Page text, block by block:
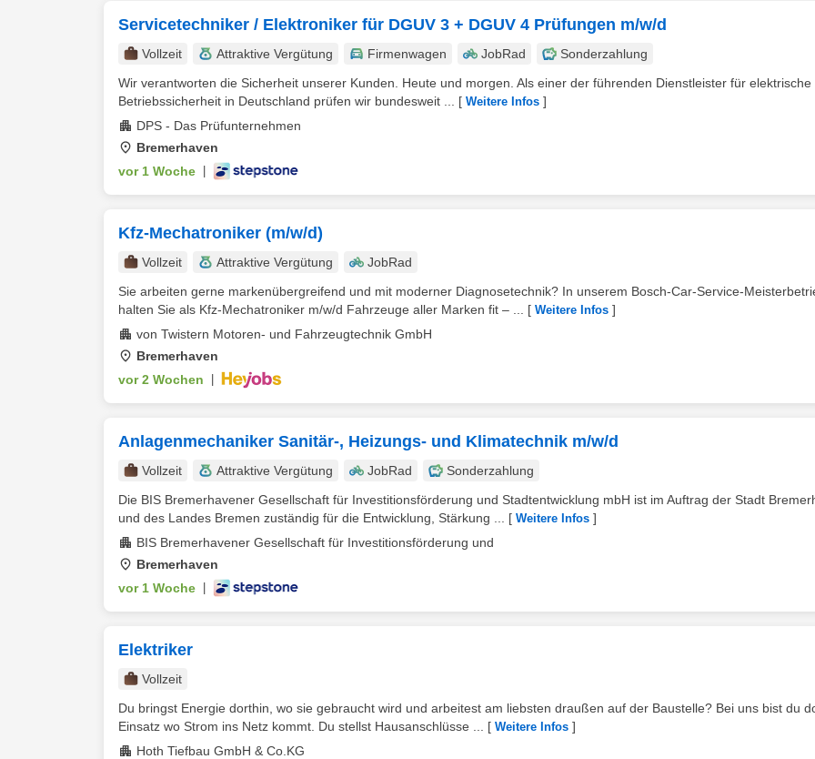
Servicetechniker / Elektroniker für DGUV 3 + DGUV 4 Prüfungen m/w/d
Vollzeit Attraktive Vergütung Firmenwagen JobRad
Sonderzahlung
Wir verantworten die Sicherheit unserer Kunden. Heute und morgen. Als einer der führenden Dienstleister für elektrische
Betriebssicherheit in Deutschland prüfen wir bundesweit ...
[ Weitere Infos ]
DPS - Das Prüfunternehmen
Bremerhaven
vor 1 Woche
Kfz-Mechatroniker (m/w/d)
Vollzeit Attraktive Vergütung
JobRad
Sie arbeiten gerne markenübergreifend und mit moderner Diagnosetechnik? In unserem Bosch-Car-Service-
halten Sie als Kfz-Mechatroniker m/w/d Fahrzeuge aller Marken fit – ...
[ Weitere Infos ]
von Twistern Motoren- und Fahrzeugtechnik GmbH
Bremerhaven
vor 2 Wochen
Anlagenmechaniker Sanitär-, Heizungs- und Klimatechnik m/w/d
Vollzeit Attraktive Vergütung JobRad
Sonderzahlung
Die BIS Bremerhavener Gesellschaft für Investitionsförderung und Stadtentwicklung mbH ist im Auftrag der Stadt
und des Landes Bremen zuständig für die Entwicklung, Stärkung ...
[ Weitere Infos ]
BIS Bremerhavener Gesellschaft für Investitionsförderung und
Bremerhaven
vor 1 Woche
Elektriker
Vollzeit
Du bringst Energie dorthin, wo sie gebraucht wird und arbeitest am liebsten draußen auf der Baustelle? Bei uns bist du
Einsatz wo Strom ins Netz kommt. Du stellst Hausanschlüsse ...
[ Weitere Infos ]
Hoth Tiefbau GmbH & Co.KG